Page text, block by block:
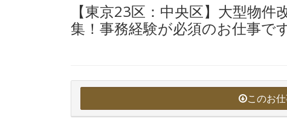
【東京23区：中央区】大型物
集！事務経験が必須のお仕事で
このお